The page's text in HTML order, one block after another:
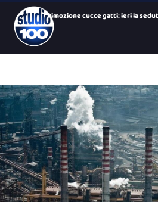
Rimozione cucce gatti: ieri la
Colonie feline : parla il presidente
San Paolo Dolphin Refuge, via
Gezziamoci, cinque serate e
100 NOTIZIE, TG SPORTIVO
100 NOTIZIE, TG H 14:00 DELL’ 8
100 Sport Weekend, puntata del 7
100 NOTIZIE, TG H 19:30 DEL 7
100 NOTIZIE, TG H 19:30 DELL’ 8